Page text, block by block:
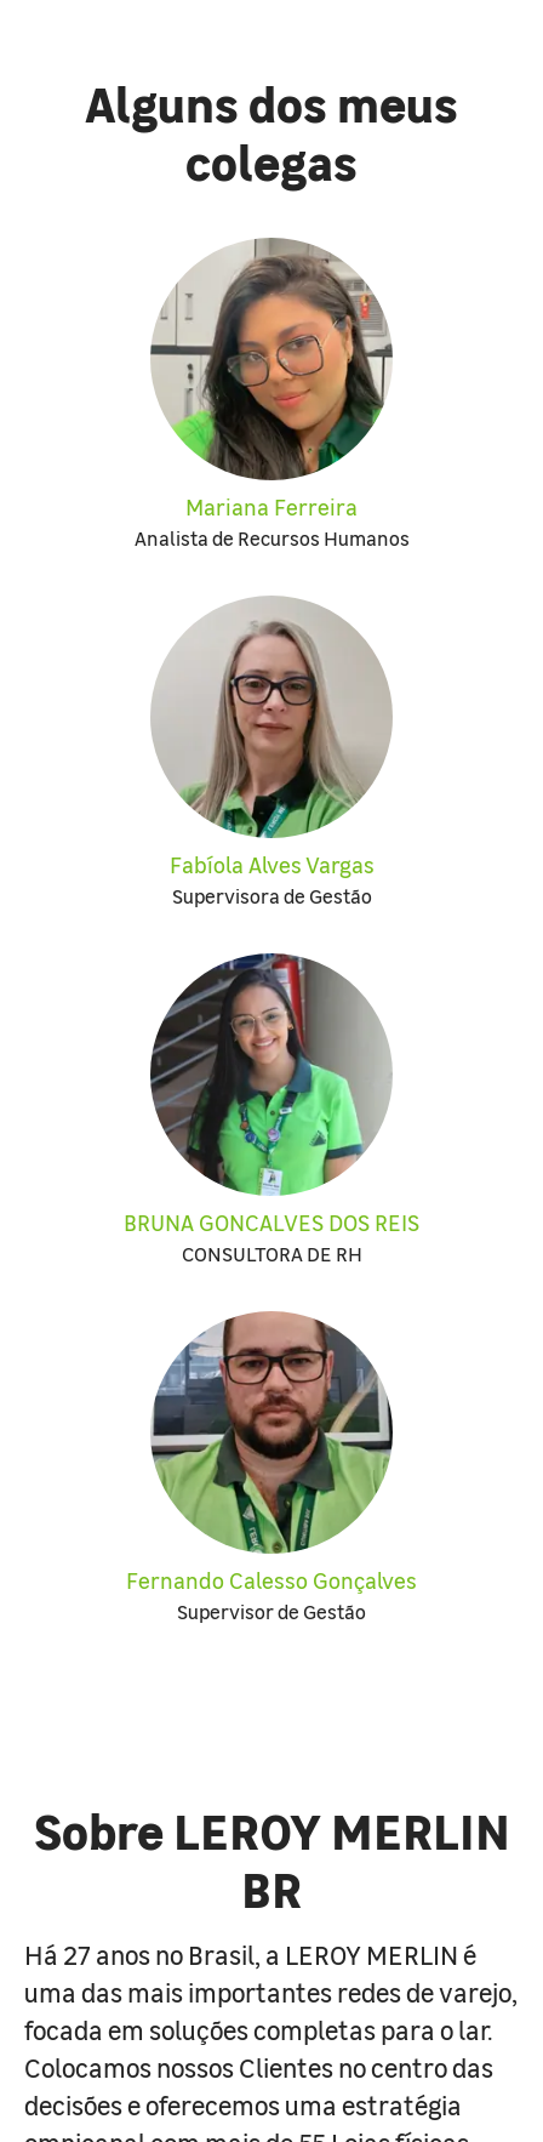
Alguns dos meus
colegas
Mariana Ferreira
Analista de Recursos Humanos
Fabíola Alves Vargas
Supervisora de Gestão
BRUNA GONCALVES DOS REIS
CONSULTORA DE RH
Fernando Calesso Gonçalves
Supervisor de Gestão
Sobre LEROY MERLIN
BR
Há 27 anos no Brasil, a LEROY MERLIN é
uma das mais importantes redes de varejo,
focada em soluções completas para o lar.
Colocamos nossos Clientes no centro das
decisões e oferecemos uma estratégia